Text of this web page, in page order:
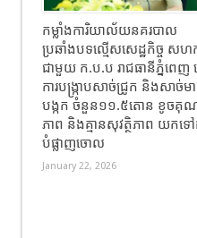
កម្លាំងការិយាល័យនគរបាល
ប្រឆាំងបទល្មើសសេដ្ឋកិច្ច សហ
ជាមួយ ក.ប.ប រាជធានីភ្នំពេញ ធ្
ការបង្ក្រាបសាច់ជ្រូក និងសាច់ម
បង្កក ចំនួន១១.៥តោន ខូចគុ
ភាព និងគ្មានសុវត្ថិភាព យកទ
បំផ្លាញចោល
January 22, 2026